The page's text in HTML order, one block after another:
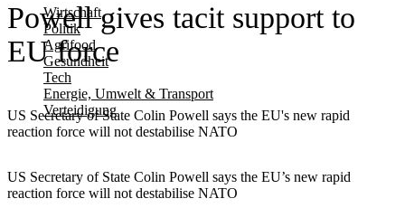
Wirtschaft
Politik
Agrifood
Gesundheit
Tech
Energie, Umwelt & Transport
Verteidigung
Powell gives tacit support to
EU force
US Secretary of State Colin Powell says the EU's new rapid
reaction force will not destabilise NATO
US Secretary of State Colin Powell says the EU’s new rapid
reaction force will not destabilise NATO